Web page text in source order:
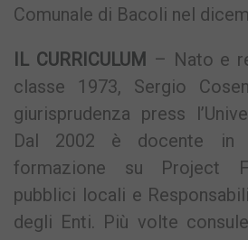
Comunale di Bacoli nel
IL CURRICULUM – Nato e
classe 1973, Sergio
giurisprudenza press
Dal 2002 è docente in
formazione su Project
pubblici locali e
degli Enti. Più volte